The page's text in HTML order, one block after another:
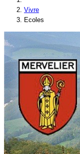
Vivre
Ecoles